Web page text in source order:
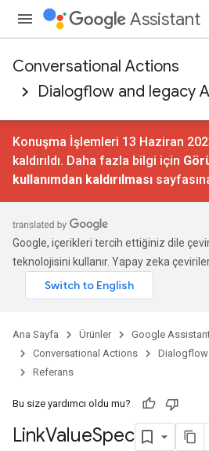
Assistant
Conversational Actions
Dialogflow and legacy
Konuşma İşlemleri 13 Haziran
kaldırıldı. Daha fazla bilgi için
kullanımdan kaldırılması
Google, içerikleri tercih ettiğiniz dile
teknolojisini kullanır. Yapay zeka
Ana Sayfa Ürünler Google
Conversational Actions
Dialogflow
Referans
Bu size yardımcı oldu mu?
LinkValueSpec